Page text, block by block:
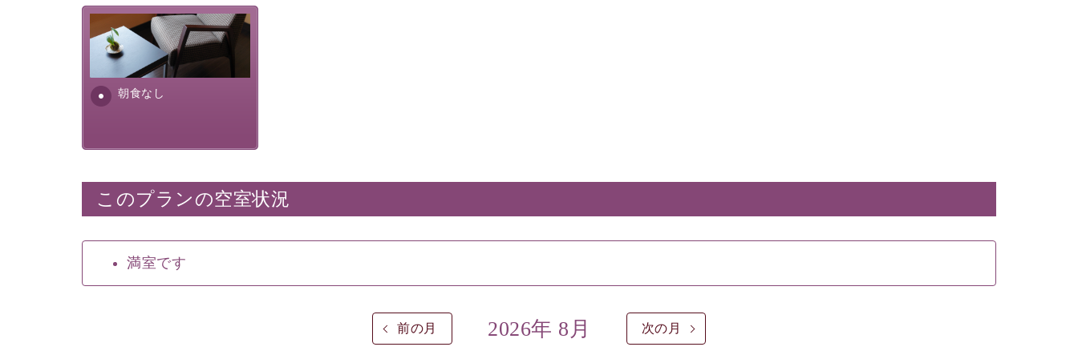
朝食なし
朝食なし。ご朝食を付ける場
合は朝食付きのプランをお選
びくださいませ。
このプランの空室状況
満室です
前の月 2026年 8月 次の月